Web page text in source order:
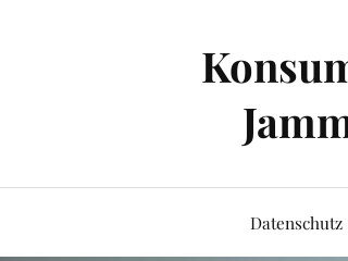
Datenschutz